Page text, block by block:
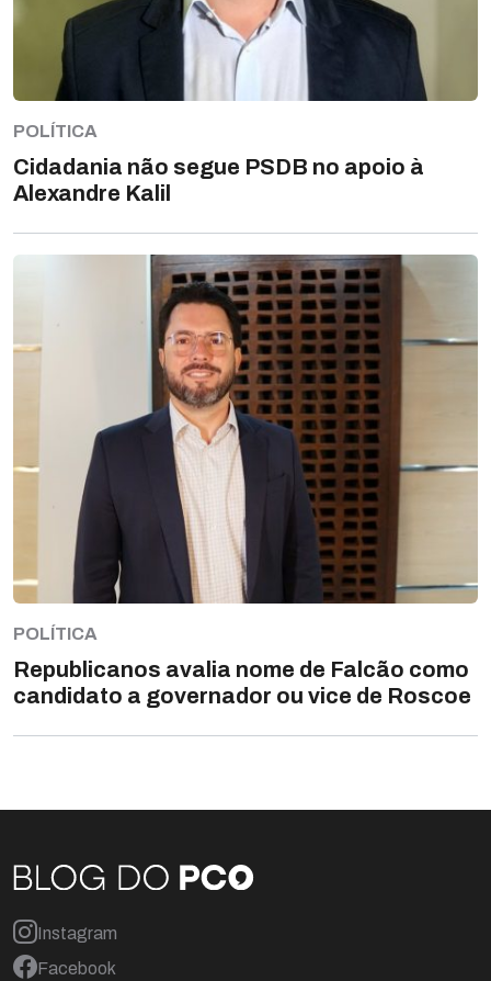
POLÍTICA
Cidadania não segue PSDB no apoio à
Alexandre Kalil
POLÍTICA
Republicanos avalia nome de Falcão como
candidato a governador ou vice de Roscoe
Instagram
Facebook